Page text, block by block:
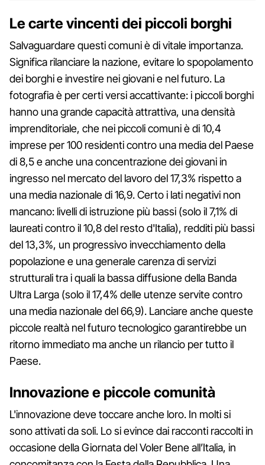
Le carte vincenti dei piccoli borghi
Salvaguardare questi comuni è di vitale importanza.
Significa rilanciare la nazione, evitare lo spopolamento
dei borghi e investire nei giovani e nel futuro. La
fotografia è per certi versi accattivante: i piccoli borghi
hanno una grande capacità attrattiva, una densità
imprenditoriale, che nei piccoli comuni è di 10,4
imprese per 100 residenti contro una media del Paese
di 8,5 e anche una concentrazione dei giovani in
ingresso nel mercato del lavoro del 17,3% rispetto a
una media nazionale di 16,9. Certo i lati negativi non
mancano: livelli di istruzione più bassi (solo il 7,1% di
laureati contro il 10,8 del resto d'Italia), redditi più bassi
del 13,3%, un progressivo invecchiamento della
popolazione e una generale carenza di servizi
strutturali tra i quali la bassa diffusione della Banda
Ultra Larga (solo il 17,4% delle utenze servite contro
una media nazionale del 66,9). Lanciare anche queste
piccole realtà nel futuro tecnologico garantirebbe un
ritorno immediato ma anche un rilancio per tutto il
Paese.
Innovazione e piccole comunità
L'innovazione deve toccare anche loro. In molti si
sono attivati da soli. Lo si evince dai racconti raccolti in
occasione della​ Giornata del Voler Bene all’Italia, in